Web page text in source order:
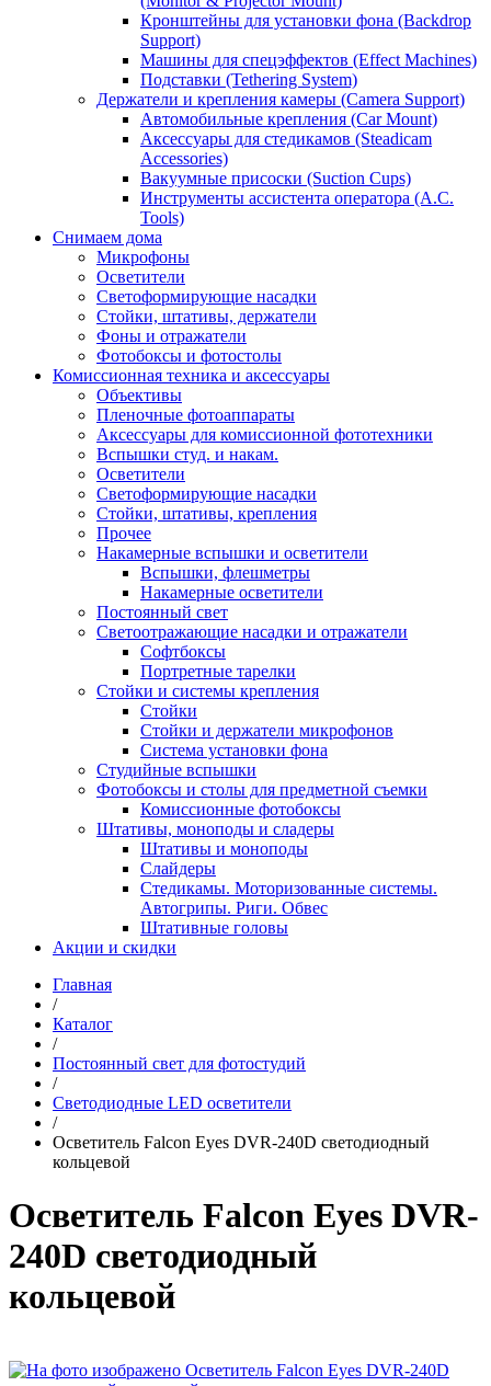
Кронштейны для установки фона (Backdrop
Support)
Машины для спецэффектов (Effect Machines)
Подставки (Tethering System)
Держатели и крепления камеры (Camera Support)
Автомобильные крепления (Car Mount)
Аксессуары для стедикамов (Steadicam
Accessories)
Вакуумные присоски (Suction Cups)
Инструменты ассистента оператора (A.C.
Tools)
Снимаем дома
Микрофоны
Осветители
Светоформирующие насадки
Стойки, штативы, держатели
Фоны и отражатели
Фотобоксы и фотостолы
Комиссионная техника и аксессуары
Объективы
Пленочные фотоаппараты
Аксессуары для комиссионной фототехники
Вспышки студ. и накам.
Осветители
Светоформирующие насадки
Стойки, штативы, крепления
Прочее
Накамерные вспышки и осветители
Вспышки, флешметры
Накамерные осветители
Постоянный свет
Светоотражающие насадки и отражатели
Софтбоксы
Портретные тарелки
Стойки и системы крепления
Стойки
Стойки и держатели микрофонов
Система установки фона
Студийные вспышки
Фотобоксы и столы для предметной съемки
Комиссионные фотобоксы
Штативы, моноподы и сладеры
Штативы и моноподы
Слайдеры
Стедикамы. Моторизованные системы.
Автогрипы. Риги. Обвес
Штативные головы
Акции и скидки
Главная
/
Каталог
/
Постоянный свет для фотостудий
/
Светодиодные LED осветители
/
Осветитель Falcon Eyes DVR-240D светодиодный
кольцевой
Осветитель Falcon Eyes DVR-
240D светодиодный
кольцевой